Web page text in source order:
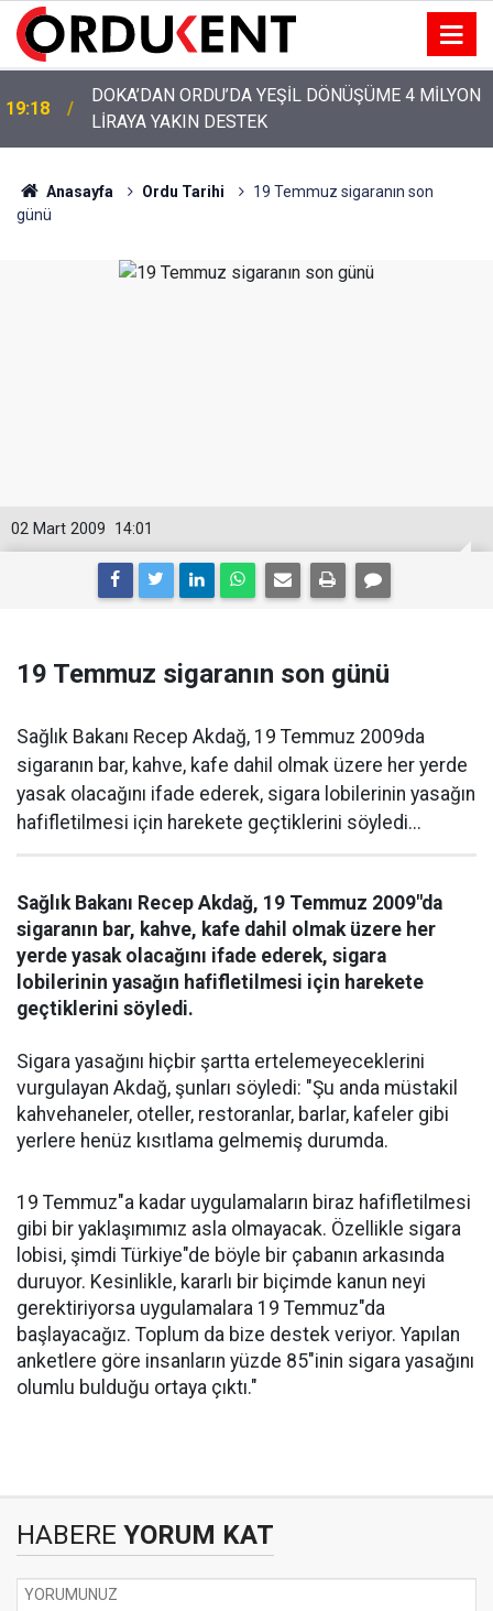
12:46
YENİ PARTİ’NİN ORDU’DAKİ 69 KİŞİLİK KURUCU
KADROSU AÇIKLANDI
Anasayfa Ordu Tarihi
19 Temmuz sigaranın son
günü
14:01
02 Mart 2009
19 Temmuz sigaranın son günü
Sağlık Bakanı Recep Akdağ, 19 Temmuz 2009da
sigaranın bar, kahve, kafe dahil olmak üzere her yerde
yasak olacağını ifade ederek, sigara lobilerinin yasağın
hafifletilmesi için harekete geçtiklerini söyledi...
Sağlık Bakanı Recep Akdağ, 19 Temmuz 2009"da
sigaranın bar, kahve, kafe dahil olmak üzere her
yerde yasak olacağını ifade ederek, sigara
lobilerinin yasağın hafifletilmesi için harekete
geçtiklerini söyledi.
Sigara yasağını hiçbir şartta ertelemeyeceklerini
vurgulayan Akdağ, şunları söyledi: "Şu anda müstakil
kahvehaneler, oteller, restoranlar, barlar, kafeler gibi
yerlere henüz kısıtlama gelmemiş durumda.
19 Temmuz"a kadar uygulamaların biraz hafifletilmesi
gibi bir yaklaşımımız asla olmayacak. Özellikle sigara
lobisi, şimdi Türkiye"de böyle bir çabanın arkasında
duruyor. Kesinlikle, kararlı bir biçimde kanun neyi
gerektiriyorsa uygulamalara 19 Temmuz"da
başlayacağız. Toplum da bize destek veriyor. Yapılan
anketlere göre insanların yüzde 85"inin sigara yasağını
olumlu bulduğu ortaya çıktı."
HABERE YORUM KAT